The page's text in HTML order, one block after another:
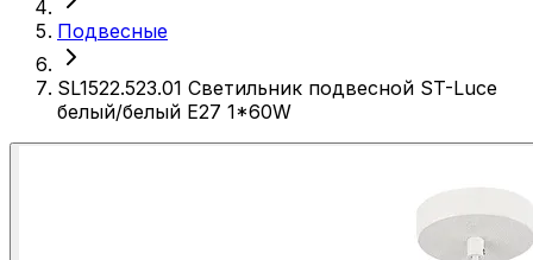
Подвесные
SL1522.523.01 Светильник подвесной ST-Luce
белый/белый E27 1*60W